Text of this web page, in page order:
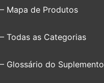
– Mapa de Produtos
– Todas as Categorias
– Glossário do Suplemento